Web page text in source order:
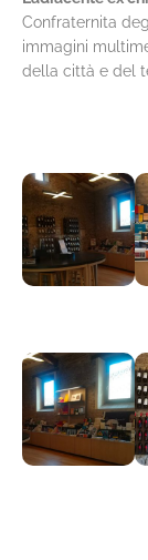
Confraternita
immagini
della città e del